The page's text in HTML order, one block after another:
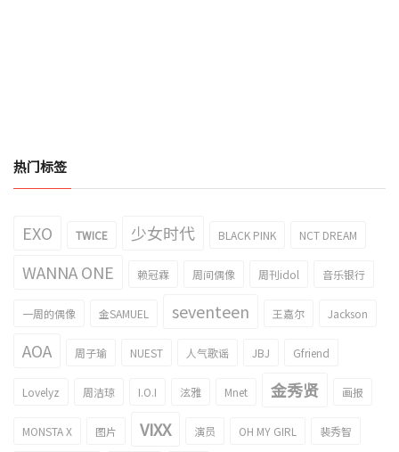
热门标签
EXO TWICE 少女时代 BLACK PINK NCT DREAM
WANNA ONE 赖冠霖 周间偶像 周刊idol 音乐银行
一周的偶像 金SAMUEL seventeen 王嘉尔 Jackson
AOA 周子瑜 NUEST 人气歌谣 JBJ Gfriend
Lovelyz 周洁琼 I.O.I 泫雅 Mnet 金秀贤 画报
MONSTA X 图片 VIXX 演员 OH MY GIRL 裴秀智